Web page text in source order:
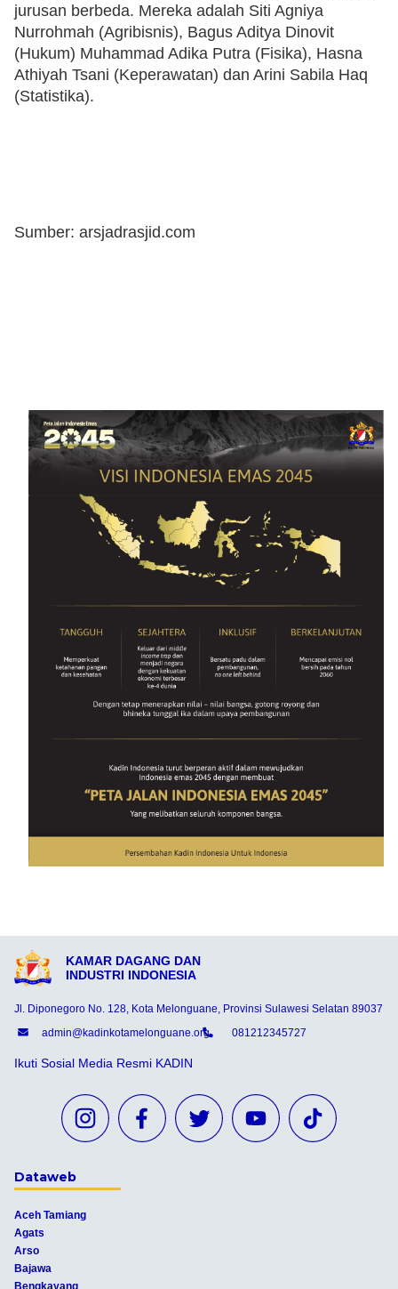
jurusan berbeda. Mereka adalah Siti Agniya
Nurrohmah (Agribisnis), Bagus Aditya Dinovit
(Hukum) Muhammad Adika Putra (Fisika), Hasna
Athiyah Tsani (Keperawatan) dan Arini Sabila Haq
(Statistika).
Sumber: arsjadrasjid.com
KAMAR DAGANG DAN
INDUSTRI INDONESIA
Jl. Diponegoro No. 128, Kota Melonguane, Provinsi Sulawesi Selatan 89037
admin@kadinkotamelonguane.org
081212345727
Ikuti Sosial Media Resmi KADIN
Dataweb
Aceh Tamiang
Agats
Arso
Bajawa
Bengkayang